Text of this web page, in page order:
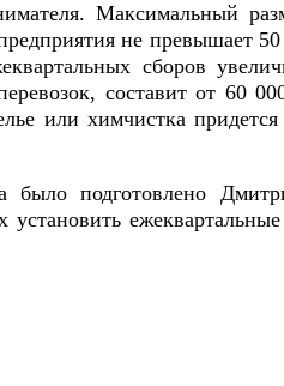
Максимальный
не превышает 50
сборов
составит от 60
или химчистка
было подготовлено